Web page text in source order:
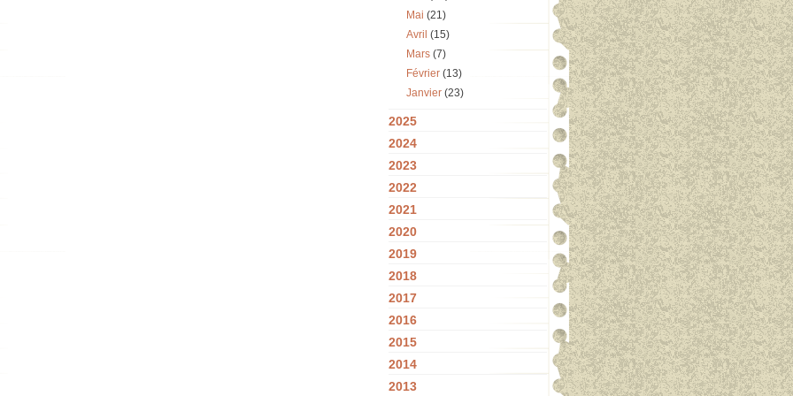
Mai (21)
Avril (15)
Mars (7)
Février (13)
Janvier (23)
2025
2024
2023
2022
2021
2020
2019
2018
2017
2016
2015
2014
2013